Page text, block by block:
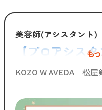
時代に合わないものは変え
スタッフが長く勤められ
何よりも大切に考えている
今後もより働きやすい環
美容師(アシスタント)
【プロアシス
バランス重視の
も
KOZO W AVEDA 松屋